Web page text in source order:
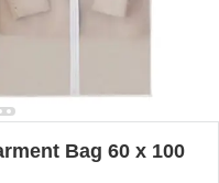
Bag 60 х 100